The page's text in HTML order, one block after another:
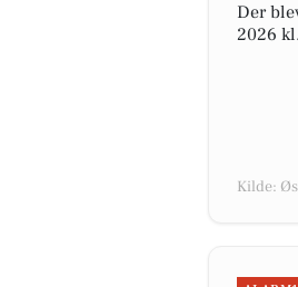
Der
2026
Kilde: